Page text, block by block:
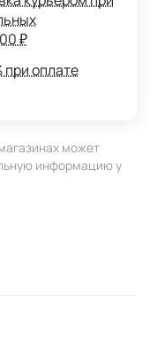
₽
при оплате
может
информацию у